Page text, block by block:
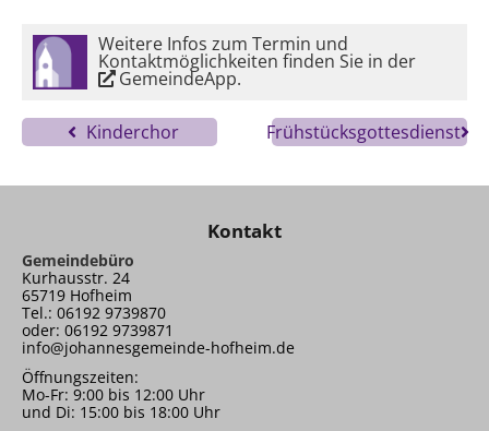
Weitere Infos zum Termin und
Kontaktmöglichkeiten finden Sie in der
GemeindeApp.
Kinderchor Frühstücksgottesdienst
Kontakt
Gemeindebüro
Kurhausstr. 24
65719 Hofheim
Tel.: 06192 9739870
oder: 06192 9739871
info@johannesgemeinde-hofheim.de
Öffnungszeiten:
Mo-Fr: 9:00 bis 12:00 Uhr
und Di: 15:00 bis 18:00 Uhr